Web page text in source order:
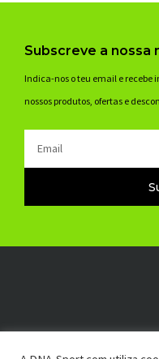
Subscreve a nossa
Indica-nos o teu email e
nossos produtos, ofertas e